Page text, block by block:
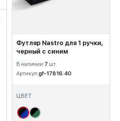
Футляр Nastro для 1 ручки,
черный с синим
В наличии:7 шт.
Артикул:gf-17816.40
ЦВЕТ